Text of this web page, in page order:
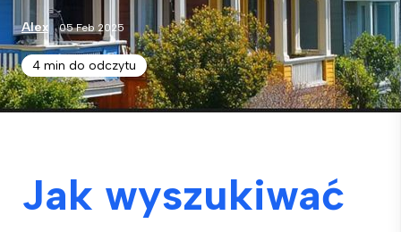
Alex 05 Feb 2025
4 min do odczytu
Jak wyszukiwać